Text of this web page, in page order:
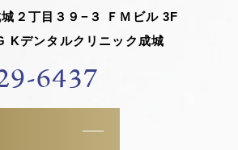
２丁目３９−３ ＦＭビル 3F
Kデンタルクリニック成城
6437